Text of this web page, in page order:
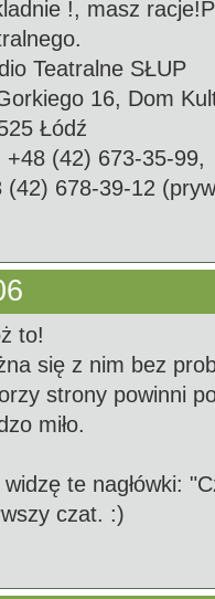
!, masz
Teatralne SŁUP
16, Dom
Łódź
+48 (42) 673-35-99,
(42) 678-39-12
to!
się z nim bez
strony powinni
miło.
widzę te nagłówki:
czat. :)